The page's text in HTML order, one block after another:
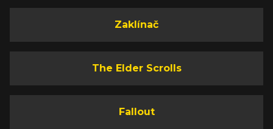
Zaklínač
The Elder Scrolls
Fallout